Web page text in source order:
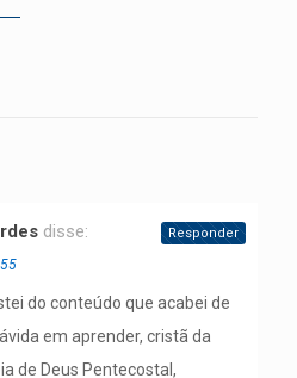
disse:
do conteúdo que acabei de
em aprender, cristã da
de Deus Pentecostal,
Responder